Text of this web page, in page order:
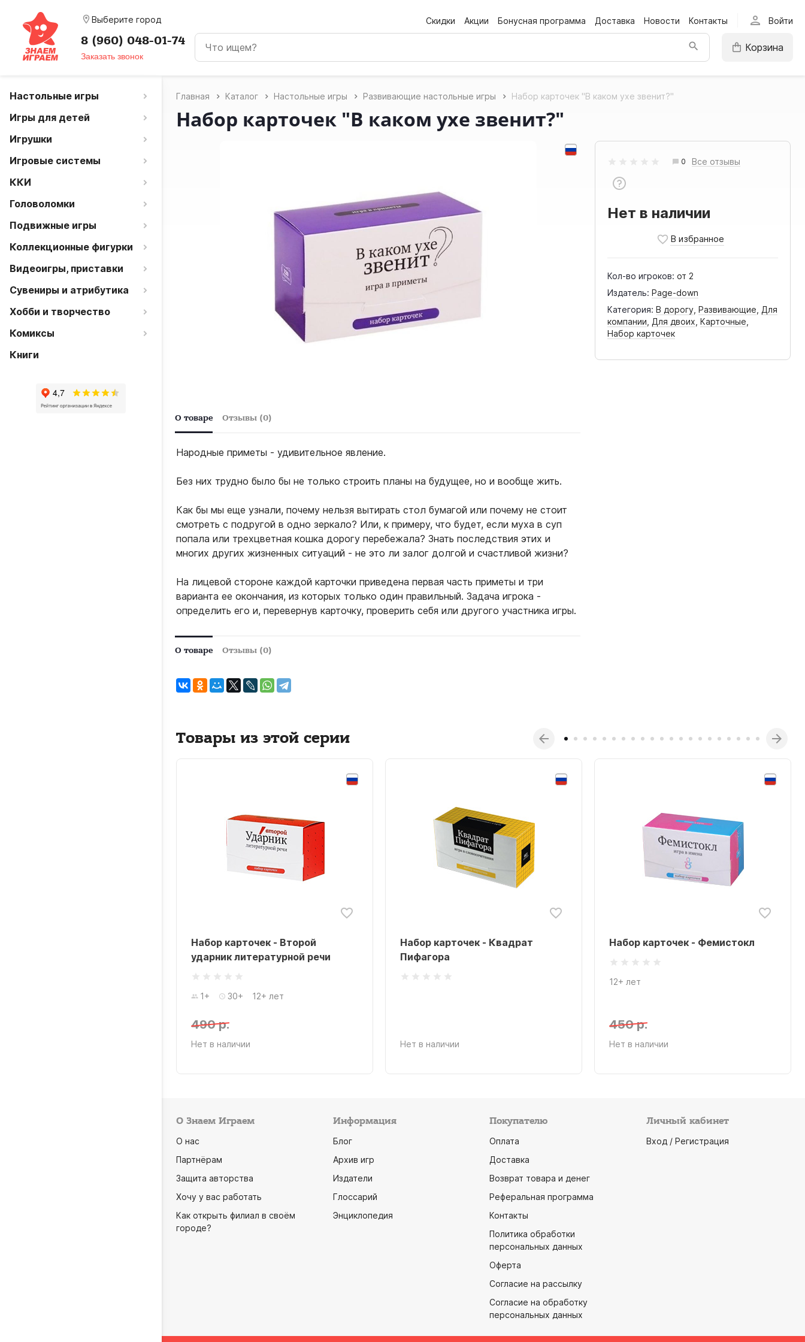
room Выберите город Скидки Акции Бонусная программа Доставка Новости Контакты person Войти
8 (960) 048-01-74
Заказать звонок
Корзина
Настольные игры
Игры для детей
Игрушки
Игровые системы
ККИ
Головоломки
Подвижные игры
Коллекционные фигурки
Видеоигры, приставки
Сувениры и атрибутика
Хобби и творчество
Комиксы
Книги
Главная Каталог Настольные игры Развивающие настольные игры Набор карточек "В каком ухе звенит?"
Набор карточек "В каком ухе звенит?"
0 Все отзывы
Нет в наличии
Кол-во игроков: от 2
Издатель: Page-down
Категория: В дорогу ,Развивающие Для
компании Для двоих ,Карточные
Набор карточек
О товаре Отзывы (0)
Народные приметы - удивительное явление.
Без них трудно было бы не только строить планы на будущее, но и вообще жить.
Как бы мы еще узнали, почему нельзя вытирать стол бумагой или почему не стоит
смотреть с подругой в одно зеркало? Или, к примеру, что будет, если муха в суп
попала или трехцветная кошка дорогу перебежала? Знать последствия этих и
многих других жизненных ситуаций - не это ли залог долгой и счастливой жизни?
На лицевой стороне каждой карточки приведена первая часть приметы и три
варианта ее окончания, из которых только один правильный. Задача игрока -
определить его и, перевернув карточку, проверить себя или другого участника игры.
О товаре Отзывы (0)
Товары из этой серии
Набор карточек - Второй
ударник литературной речи
1+ 30+ 12+ лет
490 р.
Нет в наличии
Набор карточек - Квадрат
Пифагора
Нет в наличии
Набор карточек - Фемистокл
12+ лет
450 р.
Нет в наличии
О Знаем Играем
О нас
Партнёрам
Защита авторства
Хочу у вас работать
Как открыть филиал в своём
городе?
Информация
Блог
Архив игр
Издатели
Глоссарий
Энциклопедия
Покупателю
Оплата
Доставка
Возврат товара и денег
Реферальная программа
Контакты
Политика обработки
персональных данных
Оферта
Согласие на рассылку
Согласие на обработку
персональных данных
Личный кабинет
Вход / Регистрация